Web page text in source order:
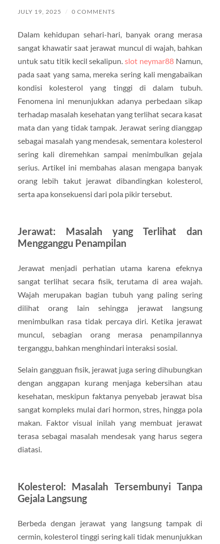
JULY 19, 2025 / 0 COMMENTS
Dalam kehidupan sehari-hari, banyak orang merasa
sangat khawatir saat jerawat muncul di wajah, bahkan
untuk satu titik kecil sekalipun.slot neymar88 Namun,
pada saat yang sama, mereka sering kali mengabaikan
kondisi kolesterol yang tinggi di dalam tubuh.
Fenomena ini menunjukkan adanya perbedaan sikap
terhadap masalah kesehatan yang terlihat secara kasat
mata dan yang tidak tampak. Jerawat sering dianggap
sebagai masalah yang mendesak, sementara kolesterol
sering kali diremehkan sampai menimbulkan gejala
serius. Artikel ini membahas alasan mengapa banyak
orang lebih takut jerawat dibandingkan kolesterol,
serta apa konsekuensi dari pola pikir tersebut.
Jerawat: Masalah yang Terlihat dan
Mengganggu Penampilan
Jerawat menjadi perhatian utama karena efeknya
sangat terlihat secara fisik, terutama di area wajah.
Wajah merupakan bagian tubuh yang paling sering
dilihat orang lain sehingga jerawat langsung
menimbulkan rasa tidak percaya diri. Ketika jerawat
muncul, sebagian orang merasa penampilannya
terganggu, bahkan menghindari interaksi sosial.
Selain gangguan fisik, jerawat juga sering dihubungkan
dengan anggapan kurang menjaga kebersihan atau
kesehatan, meskipun faktanya penyebab jerawat bisa
sangat kompleks mulai dari hormon, stres, hingga pola
makan. Faktor visual inilah yang membuat jerawat
terasa sebagai masalah mendesak yang harus segera
diatasi.
Kolesterol: Masalah Tersembunyi Tanpa
Gejala Langsung
Berbeda dengan jerawat yang langsung tampak di
cermin, kolesterol tinggi sering kali tidak menunjukkan